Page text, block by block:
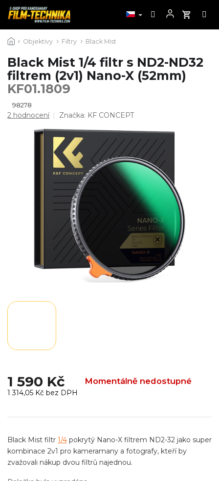
na
Objektivy Filtry Black Mist
Black Mist 1/4 filtr s ND2-ND32
filtrem (2v1) Nano-X (52mm)
KF01.1809
98278
Průměrné
produktu
2 hodnocení Značka: KF CONCEPT
1 590 Kč Momentálně nedostupné
1 314,05 Kč bez DPH
cena:
Black Mist filtr 1/4 pokrytý Nano-X filtrem ND2-32 jako super
kombinace 2v1 pro kameramany a fotografy, kteří by
zvažovali nákup dvou filtrů najednou.